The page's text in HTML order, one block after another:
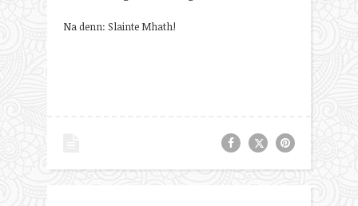
Na denn: Slainte Mhath!